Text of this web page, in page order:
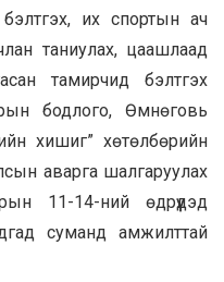
бэлтгэх, их спортын ач
таниулах, цаашлаад
тамирчид бэлтгэх
бодлого, Өмнөговь
хишиг” хөтөлбөрийн
аварга шалгаруулах
11-14-ний өдрүүдэд
суманд амжилттай